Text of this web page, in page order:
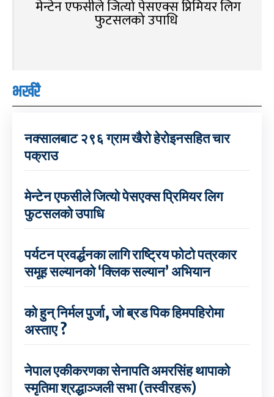
मेन्टेन एफसीले जित्यो पेसएक्स प्रिमियर लिग
फुटसलको उपाधि
भर्खरै
नक्सालबाट २९६ ग्राम खैरो हेरोइनसहित चार
पक्राउ
मेन्टेन एफसीले जित्यो पेसएक्स प्रिमियर लिग
फुटसलको उपाधि
पर्यटन प्रवर्द्धनका लागि राष्ट्रिय फोटो पत्रकार
समूह सल्यानको ‘क्लिक सल्यान’ अभियान
को हुन् निर्मल पुर्जा, जो ब्रड पिक हिमपहिरोमा
अस्ताए ?
नेपाल एकीकरणका सेनापति अमरसिंह थापाको
स्मृतिमा श्रद्धाञ्जली सभा (तस्वीरहरू)